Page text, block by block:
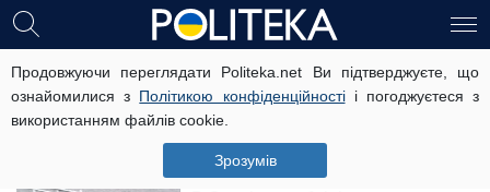
Продовжуючи переглядати Politeka.net Ви підтверджуєте, що
ознайомилися з Політикою конфіденційностіі погоджуєтеся з
використанням файлів cookie.
Зрозумів
Дівчинці виповнився рік, а її
сестричці - місяць: нещасних
дітей помітили в Дніпрі, прибула
поліція
15 грудня, 12:45